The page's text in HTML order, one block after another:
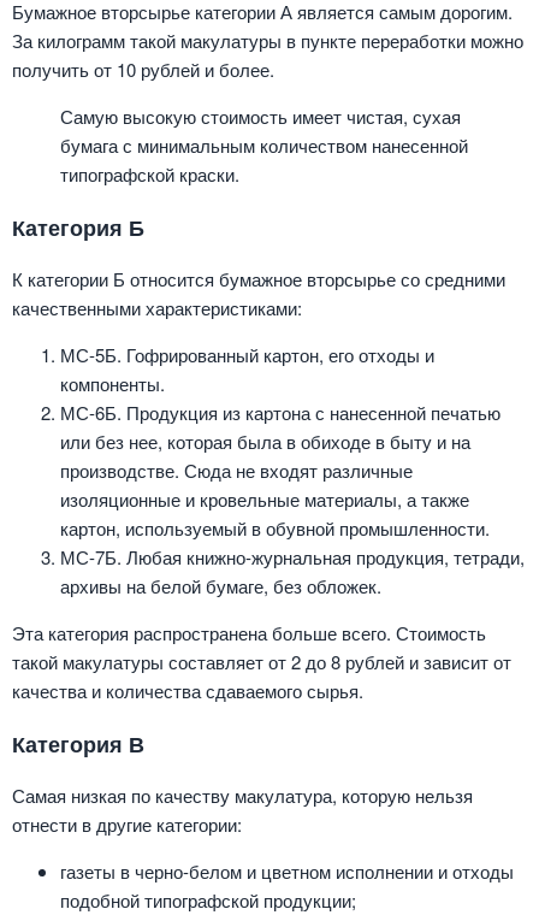
Бумажное вторсырье категории А является самым дорогим.
За килограмм такой макулатуры в пункте переработки можно
получить от 10 рублей и более.
Самую высокую стоимость имеет чистая, сухая
бумага с минимальным количеством нанесенной
типографской краски.
Категория Б
К категории Б относится бумажное вторсырье со средними
качественными характеристиками:
МС-5Б. Гофрированный картон, его отходы и
компоненты.
МС-6Б. Продукция из картона с нанесенной печатью
или без нее, которая была в обиходе в быту и на
производстве. Сюда не входят различные
изоляционные и кровельные материалы, а также
картон, используемый в обувной промышленности.
МС-7Б. Любая книжно-журнальная продукция, тетради,
архивы на белой бумаге, без обложек.
Эта категория распространена больше всего. Стоимость
такой макулатуры составляет от 2 до 8 рублей и зависит от
качества и количества сдаваемого сырья.
Категория В
Самая низкая по качеству макулатура, которую нельзя
отнести в другие категории:
газеты в черно-белом и цветном исполнении и отходы
подобной типографской продукции;